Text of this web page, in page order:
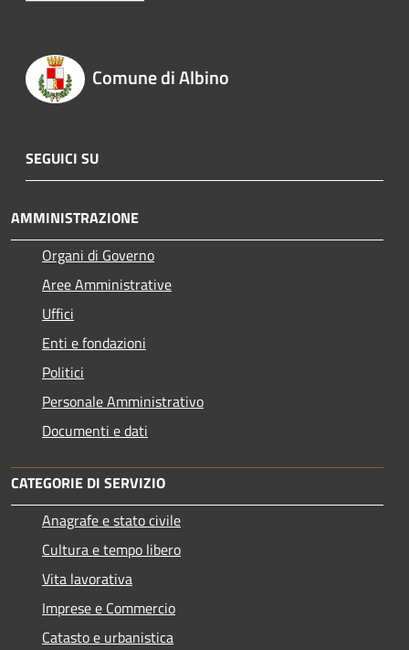
Comune di Albino
SEGUICI SU
AMMINISTRAZIONE
Organi di Governo
Aree Amministrative
Uffici
Enti e fondazioni
Politici
Personale Amministrativo
Documenti e dati
CATEGORIE DI SERVIZIO
Anagrafe e stato civile
Cultura e tempo libero
Vita lavorativa
Imprese e Commercio
Catasto e urbanistica